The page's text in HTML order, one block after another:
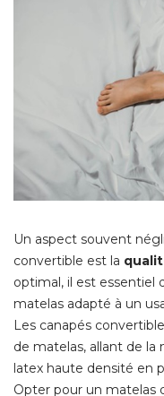
Un aspect souvent
convertible est la
optimal, il est essentiel
matelas adapté à un
Les canapés
de matelas, allant de
latex haute densité en
Opter pour un matelas